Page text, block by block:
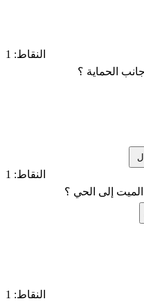
النقاط: 1
الحماية ؟
النقاط: 1
إلى الحي ؟
النقاط: 1